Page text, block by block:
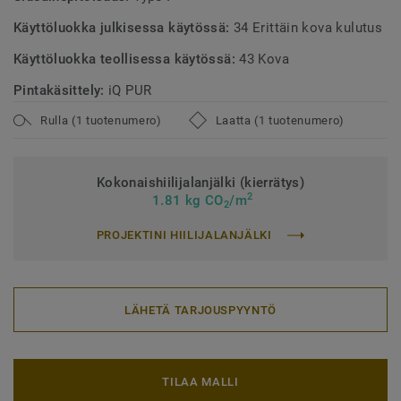
Käyttöluokka julkisessa käytössä: 34 Erittäin kova kulutus
Käyttöluokka teollisessa käytössä:43 Kova
Pintakäsittely: iQ PUR
Rulla (1 tuotenumero) Laatta (1 tuotenumero)
Kokonaishiilijalanjälki (kierrätys)
1.81 kg CO2/m2
PROJEKTINI HIILIJALANJÄLKI
LÄHETÄ TARJOUSPYYNTÖ
TILAA MALLI